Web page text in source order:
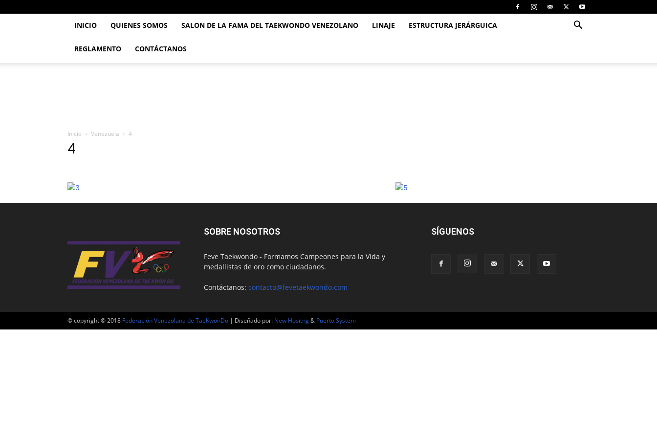
INICIO QUIENES SOMOS SALON DE LA FAMA DEL TAEKWONDO VENEZOLANO LINAJE ESTRUCTURA JERÁRGUICA
REGLAMENTO CONTÁCTANOS
Inicio Venezuela 4
4
SOBRE NOSOTROS
Feve Taekwondo - Formamos Campeones para la Vida y
medallistas de oro como ciudadanos.
Contáctanos: contacto@fevetaekwondo.com
SÍGUENOS
© copyright © 2018 Federación Venezolana de TaeKwonDo | Diseñado por: New Hositng& Puerto System